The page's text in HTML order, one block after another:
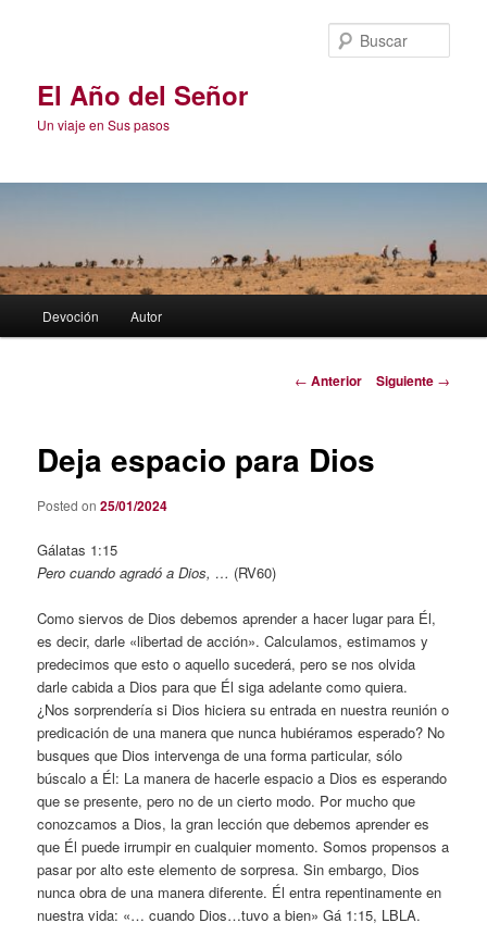
El Año del Señor
Un viaje en Sus pasos
principal
Devoción Autor
Navegación
← Anterior Siguiente →
Deja espacio para Dios
Posted on25/01/2024
Gálatas 1:15
Pero cuando agradó a Dios, … (RV60)
Como siervos de Dios debemos aprender a hacer lugar para Él,
es decir, darle «libertad de acción». Calculamos, estimamos y
predecimos que esto o aquello sucederá, pero se nos olvida
darle cabida a Dios para que Él siga adelante como quiera.
¿Nos sorprendería si Dios hiciera su entrada en nuestra reunión o
predicación de una manera que nunca hubiéramos esperado? No
busques que Dios intervenga de una forma particular, sólo
búscalo a Él: La manera de hacerle espacio a Dios es esperando
que se presente, pero no de un cierto modo. Por mucho que
conozcamos a Dios, la gran lección que debemos aprender es
que Él puede irrumpir en cualquier momento. Somos propensos a
pasar por alto este elemento de sorpresa. Sin embargo, Dios
nunca obra de una manera diferente. Él entra repentinamente en
nuestra vida: «… cuando Dios…tuvo a bien» Gá 1:15, LBLA.